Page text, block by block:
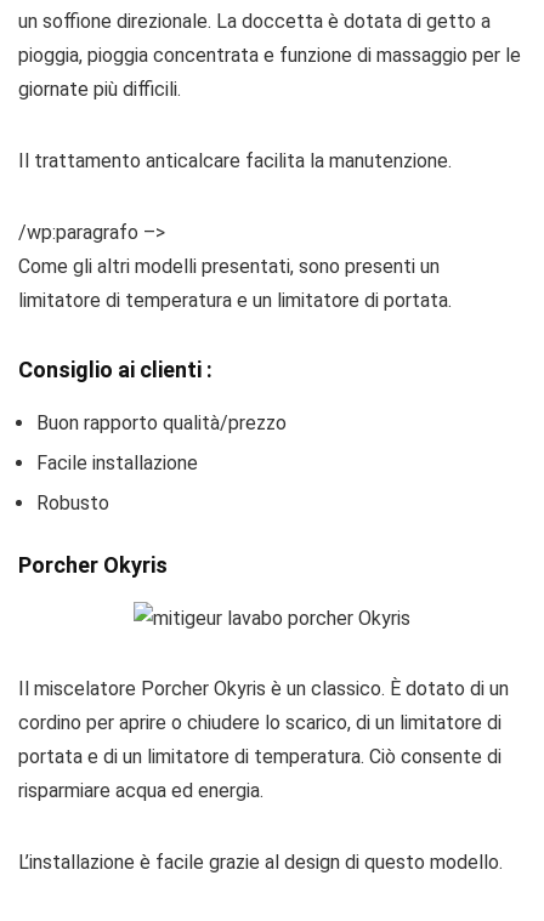
un soffione direzionale. La doccetta è dotata di getto a
pioggia, pioggia concentrata e funzione di massaggio per le
giornate più difficili.
Il trattamento anticalcare facilita la manutenzione.
/wp:paragrafo –>
Come gli altri modelli presentati, sono presenti un
limitatore di temperatura e un limitatore di portata.
Consiglio ai clienti :
Buon rapporto qualità/prezzo
Facile installazione
Robusto
Porcher Okyris
Il miscelatore Porcher Okyris è un classico. È dotato di un
cordino per aprire o chiudere lo scarico, di un limitatore di
portata e di un limitatore di temperatura. Ciò consente di
risparmiare acqua ed energia.
L’installazione è facile grazie al design di questo modello.